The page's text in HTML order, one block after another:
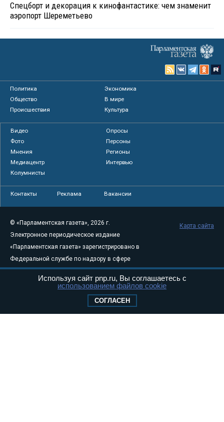
Спецборт и декорация к кинофантастике: чем знаменит
аэропорт Шереметьево
Политика
Экономика
Общество
В мире
Происшествия
Культура
Видео
Опросы
Фото
Персоны
Мнения
Регионы
Медиацентр
Интервью
Колумнисты
Контакты Реклама Вакансии
© «Парламентская газета», 2026 г.
Электронное периодическое издание
«Парламентская газета» зарегистрировано в
Федеральной службе по надзору в сфере
связи, информационных технологий и
массовых коммуникаций (Роскомнадзор) 05
Свидетельство о регистрации Эл № ФС77-
Карта сайта
Используя сайт pnp.ru, Вы соглашаетесь с
использованием файлов cookie
СОГЛАСЕН